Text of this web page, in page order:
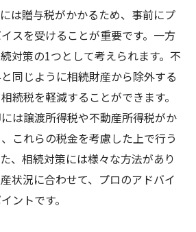
は贈与税がかかるため、事前にプ
スを受けることが重要です。一方
対策の1つとして考えられます。不
同じように相続財産から除外する
続税を軽減することができます。
は譲渡所得税や不動産所得税がか
これらの税金を考慮した上で行う
、相続対策には様々な方法があり
状況に合わせて、プロのアドバイ
ントです。